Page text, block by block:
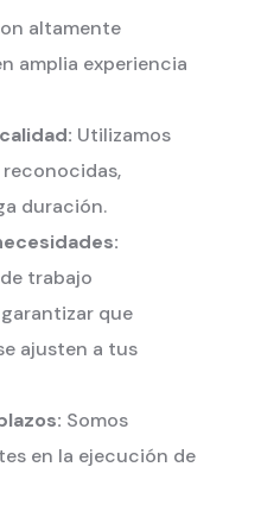
altamente
amplia experiencia
Utilizamos
duración.
trabajo
que
ajusten a tus
Somos
en la ejecución de